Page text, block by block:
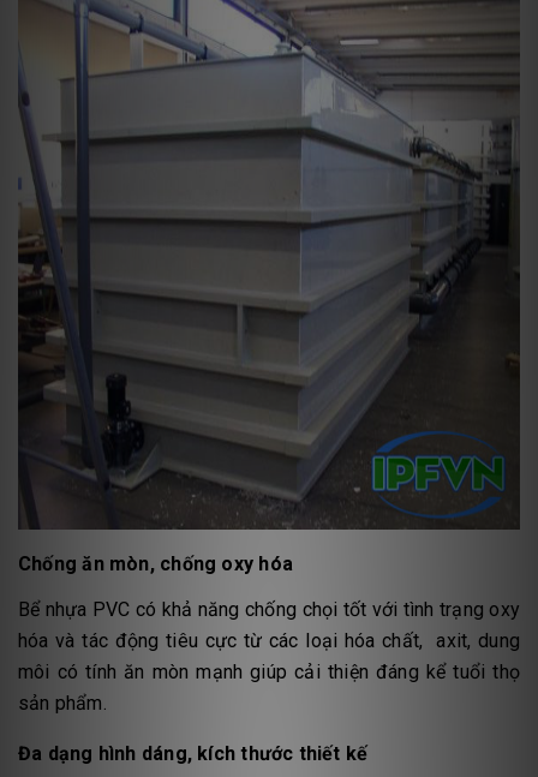
Chống ăn mòn, chống oxy hóa
Bể nhựa PVC có khả năng chống chọi tốt với tình trạng oxy
hóa và tác động tiêu cực từ các loại hóa chất, axit, dung
môi có tính ăn mòn mạnh giúp cải thiện đáng kể tuổi thọ
sản phẩm.
Đa dạng hình dáng, kích thước thiết kế